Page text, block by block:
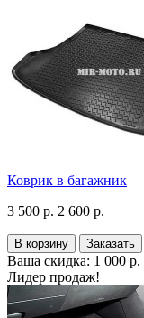
Коврик в багажник
3 500 р. 2 600 р.
В корзину Заказать
Ваша скидка: 1 000 р.
Лидер продаж!